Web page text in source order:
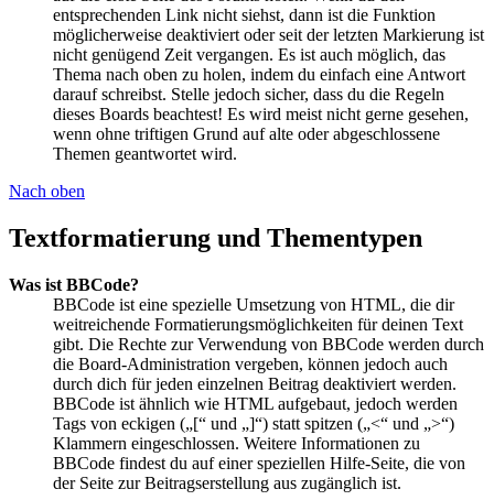
entsprechenden Link nicht siehst, dann ist die Funktion
möglicherweise deaktiviert oder seit der letzten Markierung ist
nicht genügend Zeit vergangen. Es ist auch möglich, das
Thema nach oben zu holen, indem du einfach eine Antwort
darauf schreibst. Stelle jedoch sicher, dass du die Regeln
dieses Boards beachtest! Es wird meist nicht gerne gesehen,
wenn ohne triftigen Grund auf alte oder abgeschlossene
Themen geantwortet wird.
Nach oben
Textformatierung und Thementypen
Was ist BBCode?
BBCode ist eine spezielle Umsetzung von HTML, die dir
weitreichende Formatierungsmöglichkeiten für deinen Text
gibt. Die Rechte zur Verwendung von BBCode werden durch
die Board-Administration vergeben, können jedoch auch
durch dich für jeden einzelnen Beitrag deaktiviert werden.
BBCode ist ähnlich wie HTML aufgebaut, jedoch werden
Tags von eckigen („[“ und „]“) statt spitzen („<“ und „>“)
Klammern eingeschlossen. Weitere Informationen zu
BBCode findest du auf einer speziellen Hilfe-Seite, die von
der Seite zur Beitragserstellung aus zugänglich ist.